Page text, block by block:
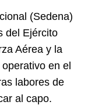
(Sedena)
del Ejército
Aérea y la
en el
labores de
al capo.